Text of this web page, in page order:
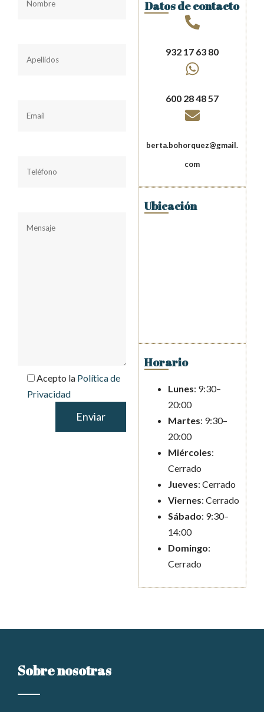
Acepto la Política de
Privacidad
Datos de contacto
932 17 63 80
600 28 48 57
berta.bohorquez@gmail.
com
Ubicación
Horario
Lunes: 9:30–
20:00
Martes: 9:30–
20:00
Miércoles:
Cerrado
Jueves: Cerrado
Viernes: Cerrado
Sábado: 9:30–
14:00
Domingo:
Cerrado
Sobre nosotras